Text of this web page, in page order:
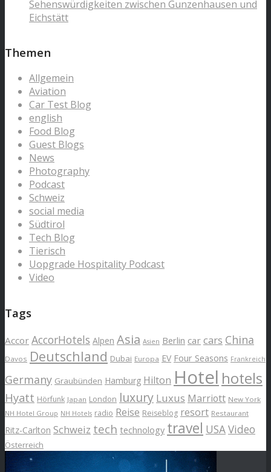
Sehenswürdigkeiten zwischen Gunzenhausen und
Eichstätt
Themen
Allgemein
Aviation
Car Test Blog
english
Food Blog
Guest Blogs
News
Photography
Podcast
Schweiz
social media
Südtirol
Tech Blog
Tierisch
Uopgrade Hospitality Podcast
Video
Tags
Accor AccorHotels Alpen Asia Asien Berlin car cars China
Davos Deutschland Dubai Europa EV Four Seasons Frankreich
Germany Graubünden Hamburg Hilton Hotel hotels
Hyatt Hörfunk Japan London luxury Luxus Marriott New York
NH Hotel Group NH Hotels radio Reise Reiseblog resort Restaurant
Ritz-Carlton Schweiz tech technology travel USAVideo
Österreich